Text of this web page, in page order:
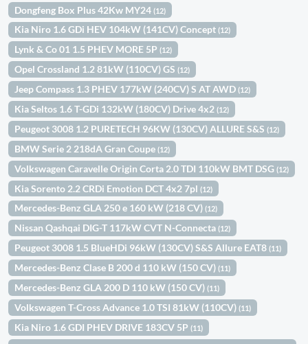
Dongfeng Box Plus 42Kw MY24(12)
Kia Niro 1.6 GDi HEV 104kW (141CV) Concept(12)
Lynk & Co 01 1.5 PHEV MORE 5P(12)
Opel Crossland 1.2 81kW (110CV) GS(12)
Jeep Compass 1.3 PHEV 177kW (240CV) S AT AWD(12)
Kia Seltos 1.6 T-GDi 132kW (180CV) Drive 4x2(12)
Peugeot 3008 1.2 PURETECH 96KW (130CV) ALLURE S&S(12)
BMW Serie 2 218dA Gran Coupe(12)
Volkswagen Caravelle Origin Corta 2.0 TDI 110kW BMT DSG(12)
Kia Sorento 2.2 CRDi Emotion DCT 4x2 7pl(12)
Mercedes-Benz GLA 250 e 160 kW (218 CV)(12)
Nissan Qashqai DIG-T 117kW CVT N-Connecta(12)
Peugeot 3008 1.5 BlueHDi 96kW (130CV) S&S Allure EAT8(11)
Mercedes-Benz Clase B 200 d 110 kW (150 CV)(11)
Mercedes-Benz GLA 200 D 110 kW (150 CV)(11)
Volkswagen T-Cross Advance 1.0 TSI 81kW (110CV)(11)
Kia Niro 1.6 GDI PHEV DRIVE 183CV 5P(11)